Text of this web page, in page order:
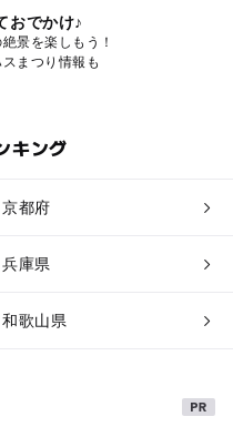
おでかけ♪
景を楽しもう！
まつり情報も
キング
京都府
兵庫県
和歌山県